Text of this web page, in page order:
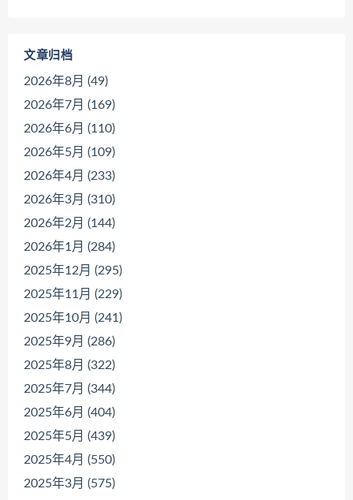
文章归档
2026年8月 (49)
2026年7月 (169)
2026年6月 (110)
2026年5月 (109)
2026年4月 (233)
2026年3月 (310)
2026年2月 (144)
2026年1月 (284)
2025年12月 (295)
2025年11月 (229)
2025年10月 (241)
2025年9月 (286)
2025年8月 (322)
2025年7月 (344)
2025年6月 (404)
2025年5月 (439)
2025年4月 (550)
2025年3月 (575)